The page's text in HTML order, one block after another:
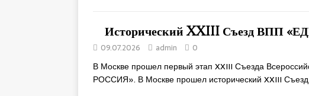
Исторический XXIII Съезд ВПП
09.07.2026 admin 0
В Москве прошел первый этап XXIII Съезда
РОССИЯ». В Москве прошел исторический XXIII